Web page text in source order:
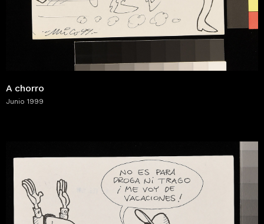
A chorro
Junio 1999